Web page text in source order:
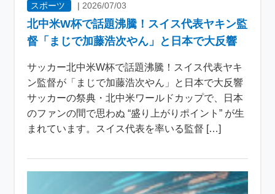
スポーツ |2026/07/03
北中米W杯で話題沸騰！スイス代表ヤキン監
督「まじで加藤浩次やん」と日本で大反響
サッカー北中米W杯で話題沸騰！スイス代表ヤキ
ン監督が「まじで加藤浩次やん」と日本で大反響
サッカーの祭典・北中米ワールドカップで、日本
のファンの間で思わぬ “盛り上がりポイント” が生
まれています。スイス代表を率いる監督 […]